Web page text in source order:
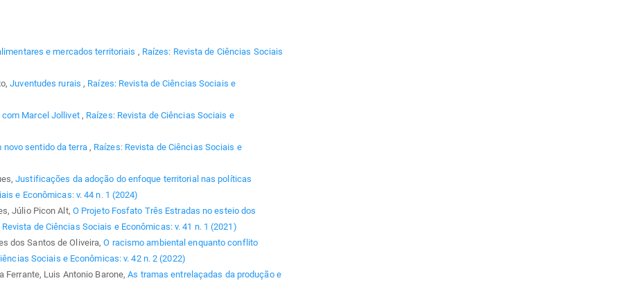
e mercados territoriais , Raízes: Revista de Ciências Sociais
Juventudes rurais, Raízes: Revista de Ciências Sociais e
com Marcel Jollivet , Raízes: Revista de Ciências Sociais e
novo sentido da terra , Raízes: Revista de Ciências Sociais e
Justificações da adoção do enfoque territorial nas políticas
e Econômicas: v. 44 n. 1 (2024)
Júlio Picon Alt, O Projeto Fosfato Três Estradas no esteio dos
Revista de Ciências Sociais e Econômicas: v. 41 n. 1 (2021)
dos Santos de Oliveira,O racismo ambiental enquanto conflito
Sociais e Econômicas: v. 42 n. 2 (2022)
Ferrante, Luis Antonio Barone,As tramas entrelaçadas da produção e